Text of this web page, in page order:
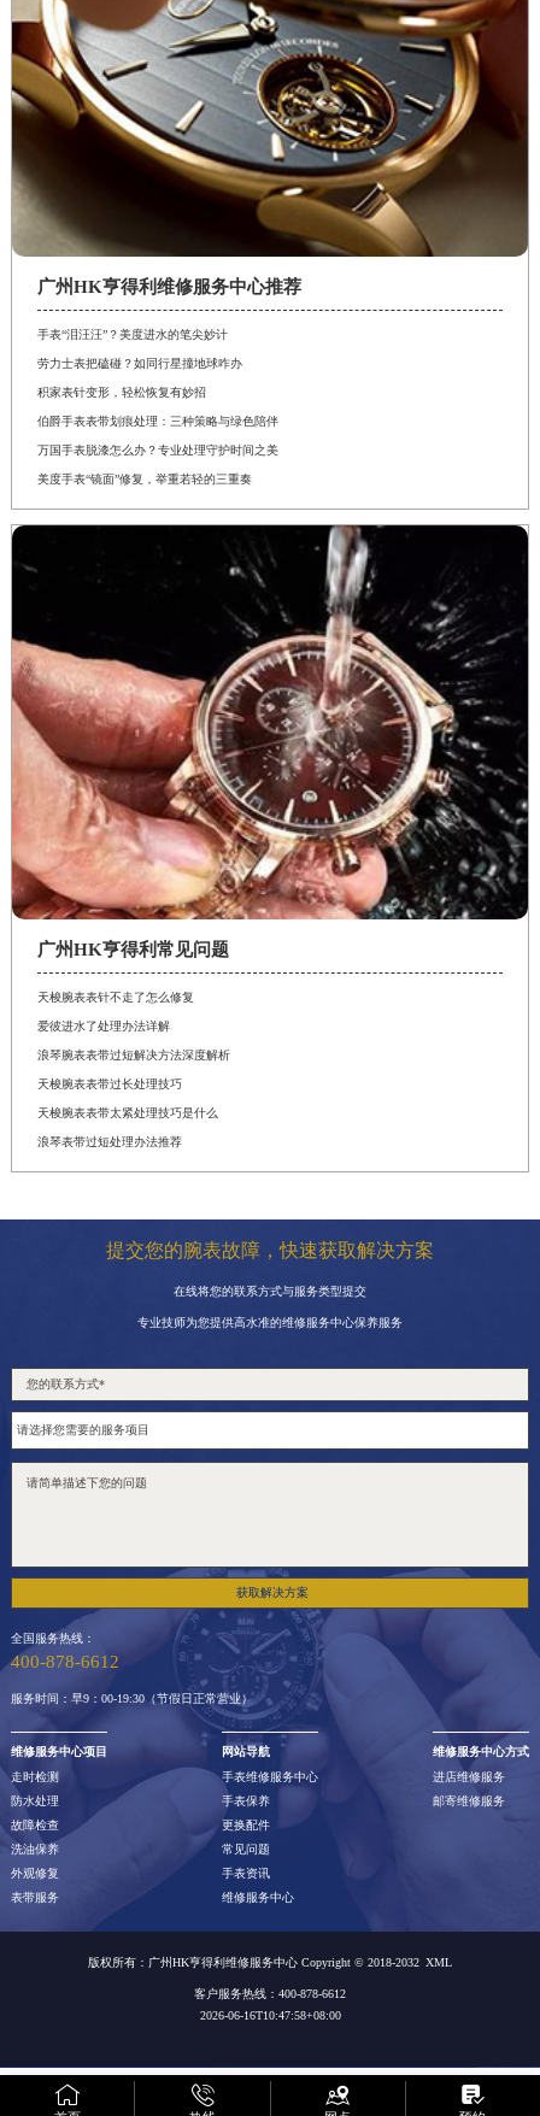
广州HK亨得利维修服务中心推荐
手表“泪汪汪”？美度进水的笔尖妙计
劳力士表把磕碰？如同行星撞地球咋办
积家表针变形，轻松恢复有妙招
伯爵手表表带划痕处理：三种策略与绿色陪伴
万国手表脱漆怎么办？专业处理守护时间之美
美度手表“镜面”修复，举重若轻的三重奏
广州HK亨得利常见问题
天梭腕表表针不走了怎么修复
爱彼进水了处理办法详解
浪琴腕表表带过短解决方法深度解析
天梭腕表表带过长处理技巧
天梭腕表表带太紧处理技巧是什么
浪琴表带过短处理办法推荐
提交您的腕表故障，快速获取解决方案
在线将您的联系方式与服务类型提交
专业技师为您提供高水准的维修服务中心保养服务
获取解决方案
全国服务热线：
400-878-6612
服务时间：早9：00-19:30（节假日正常营业）
维修服务中心项目
走时检测
防水处理
故障检查
洗油保养
外观修复
表带服务
网站导航
手表维修服务中心
手表保养
更换配件
常见问题
手表资讯
维修服务中心
维修服务中心方式
进店维修服务
邮寄维修服务
版权所有：广州HK亨得利维修服务中心 Copyright © 2018-2032 XML
客户服务热线：400-878-6612
2026-06-16T10:47:58+08:00
